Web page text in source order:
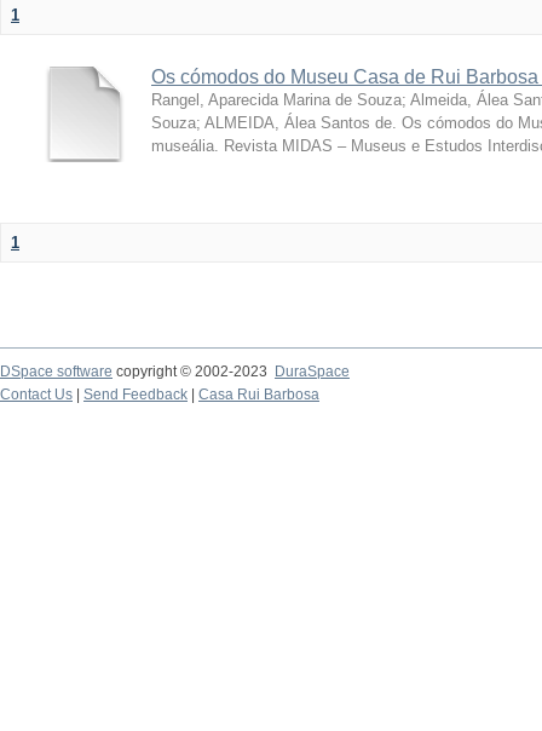
1
Os cómodos do Museu Casa de Rui
Rangel, Aparecida Marina de Souza; Almeida, Álea
Souza; ALMEIDA, Álea Santos de. Os cómodos do
museália. Revista MIDAS – Museus e Estudos
1
DSpace software copyright © 2002-2023
DuraSpace
Contact Us
Send Feedback Casa Rui Barbosa